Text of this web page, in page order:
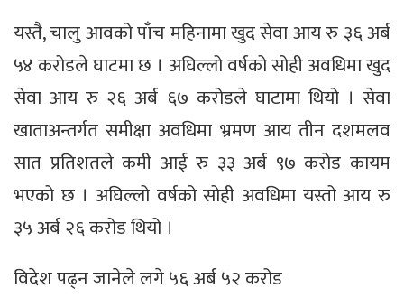
यस्तै, चालु आवको पाँच महिनामा खुद सेवा आय रु ३६ अर्ब
५४ करोडले घाटमा छ । अघिल्लो वर्षको सोही अवधिमा खुद
सेवा आय रु २६ अर्ब ६७ करोडले घाटामा थियो । सेवा
खाताअन्तर्गत समीक्षा अवधिमा भ्रमण आय तीन दशमलव
सात प्रतिशतले कमी आई रु ३३ अर्ब ९७ करोड कायम
भएको छ । अघिल्लो वर्षको सोही अवधिमा यस्तो आय रु
३५ अर्ब २६ करोड थियो ।
विदेश पढ्न जानेले लगे ५६ अर्ब ५२ करोड